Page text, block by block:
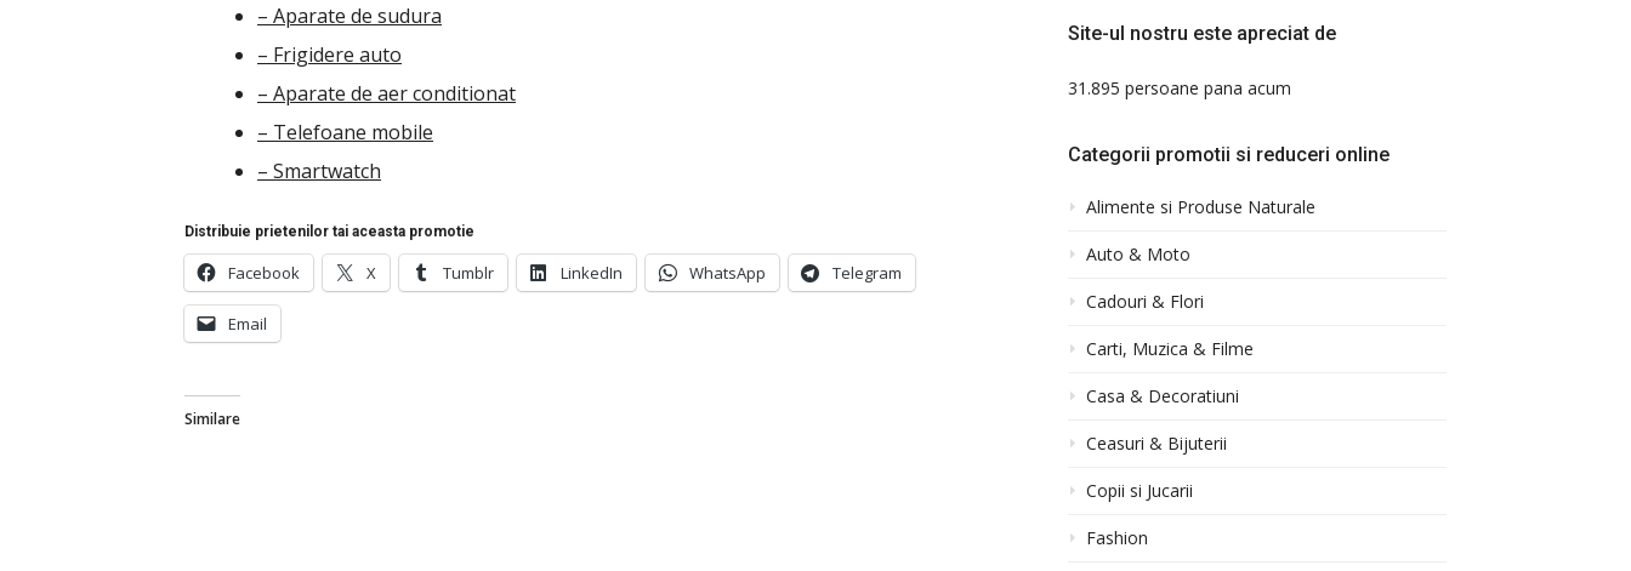
– Aparate de sudura
– Frigidere auto
– Aparate de aer conditionat
– Telefoane mobile
– Smartwatch
Distribuie prietenilor tai aceasta promotie
Facebook X Tumblr LinkedIn WhatsApp Telegram
Email
Similare
Site-ul nostru este apreciat de
31.895 persoane pana acum
Categorii promotii si reduceri online
Alimente si Produse Naturale
Auto & Moto
Cadouri & Flori
Carti, Muzica & Filme
Casa & Decoratiuni
Ceasuri & Bijuterii
Copii si Jucarii
Fashion